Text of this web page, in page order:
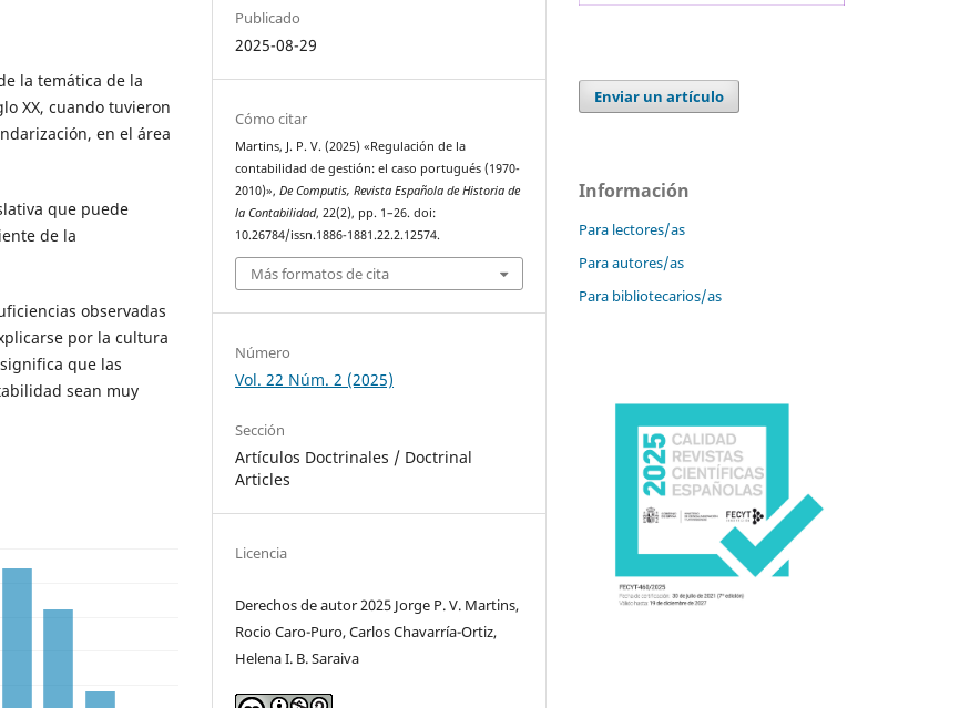
la temática de la
XX, cuando tuvieron
en el área
que puede
de la
observadas
por la cultura
que las
sean muy
Publicado
2025-08-29
Cómo citar
Martins, J. P. V. (2025) «Regulación de la
contabilidad de gestión: el caso portugués (1970-
2010)»,De Computis, Revista Española de Historia de
la Contabilidad, 22(2), pp. 1–26. doi:
10.26784/issn.1886-1881.22.2.12574.
Más formatos de cita
Número
Vol. 22 Núm. 2 (2025)
Sección
Artículos Doctrinales / Doctrinal
Articles
Licencia
Derechos de autor 2025 Jorge P. V. Martins,
Rocio Caro-Puro, Carlos Chavarría-Ortiz,
Helena I. B. Saraiva
Enviar un artículo
Información
Para lectores/as
Para autores/as
Para bibliotecarios/as